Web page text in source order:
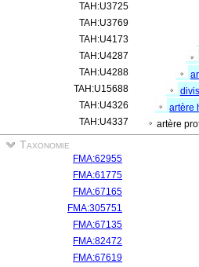
TAH:U3725
TAH:U3769
TAH:U4173
TAH:U4287
TAH:U4288
TAH:U15688
TAH:U4326
artère
TAH:U4337
artère
Taxonomie
FMA:62955
FMA:61775
FMA:67165
FMA:305751
FMA:67135
FMA:82472
FMA:67619